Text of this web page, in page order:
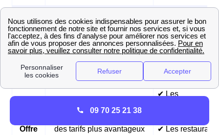
Offre
Matina
Des prix fixes sur 3 ans et
des tarifs réduits pendant les
heures creuses du matin
et les pâtisseries
✔ Les fermes
✔ Les
professionnels
matinaux
Offre
des tarifs plus avantageux
✔ Les
✔ Les restaurants
09 70 25 21 38